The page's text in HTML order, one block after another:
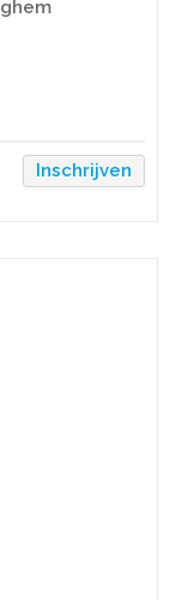
Inschrijven